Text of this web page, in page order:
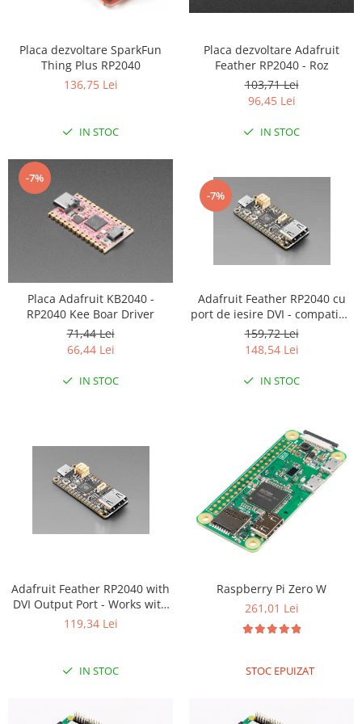
Adaptoare si convertoare
Convertor nivel logic
Convertor USB la serial
Datalogger
Multiplexor
Radio
Accesorii
Breadboard
Conectori
Cutii
Butoane, Tastaturi
Placa dezvoltare SparkFun
Thing Plus RP2040
136,75 Lei
IN STOC
Placa dezvoltare Adafruit
Feather RP2040 - Roz
103,71 Lei
96,45 Lei
IN STOC
-7%
Placa Adafruit KB2040 -
RP2040 Kee Boar Driver
71,44 Lei
66,44 Lei
IN STOC
-7%
Adafruit Feather RP2040 cu
port de iesire DVI - compatibil
cu HDMI
159,72 Lei
148,54 Lei
IN STOC
Adafruit Feather RP2040 with
DVI Output Port - Works with
HDMI
119,34 Lei
IN STOC
Raspberry Pi Zero W
261,01 Lei
STOC EPUIZAT